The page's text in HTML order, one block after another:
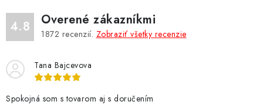
4.8 Overené zákazníkmi
1872 recenzií. Zobraziť všetky recenzie
Tana Bajcevova
Spokojná som s tovarom aj s doručením